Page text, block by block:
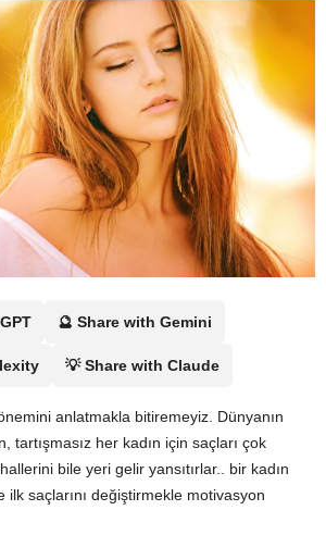
🔮 Share with Gemini
💡 Share with Claude
anlatmakla bitiremeyiz. Dünyanın
tartışmasız her kadın için saçları çok
bile yeri gelir yansıtırlar.. bir kadın
ilk saçlarını değiştirmekle motivasyon